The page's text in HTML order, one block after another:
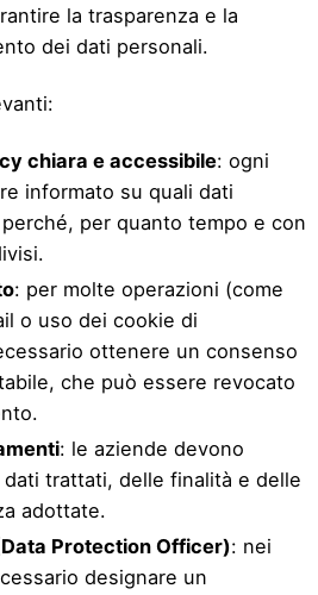
la trasparenza e la
dei dati personali.
chiara e accessibile: ogni
informato su quali dati
per quanto tempo e con
: per molte operazioni (come
o uso dei cookie di
ottenere un consenso
che può essere revocato
: le aziende devono
trattati, delle finalità e delle
adottate.
Protection Officer): nei
designare un